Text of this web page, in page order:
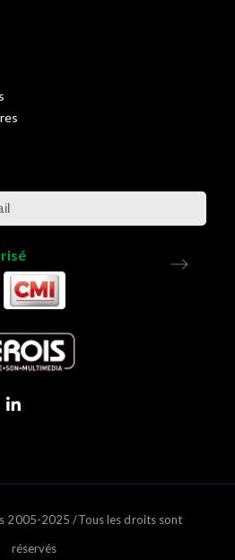
2005-2025 /Tous les droits sont
réservés